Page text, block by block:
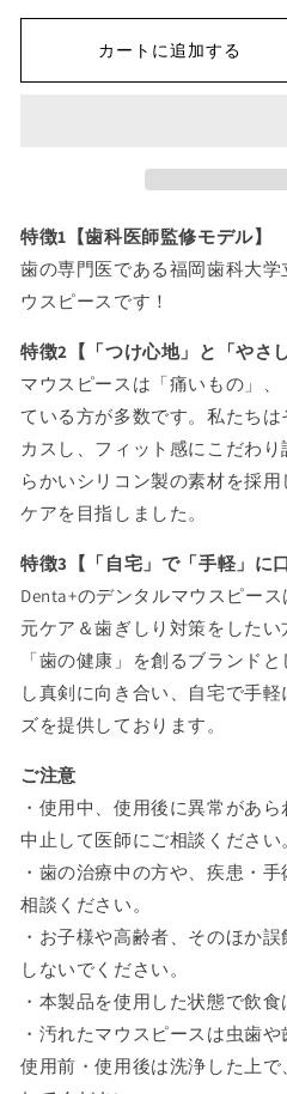
ン
ル
ー
ス
の
数
量
を
減
ら
す
ン
タ
ル
ス
ー
ス
の
数
量
を
増
や
す
カートに追加する
特徴1【歯科医師監修モデル】
歯の専門医である福岡歯科大
ウスピースです！
特徴2【「つけ心地」と「やさ
マウスピースは「痛いもの」
ている方が多数です。私たち
カスし、フィット感にこだわ
らかいシリコン製の素材を採
ケアを目指しました。
特徴3【「自宅」で「手軽」に
Denta+のデンタルマウスピー
元ケア＆歯ぎしり対策をしたい
「歯の健康」を創るブランド
し真剣に向き合い、自宅で手
ズを提供しております。
ご注意
・使用中、使用後に異常があ
中止して医師にご相談ください
・歯の治療中の方や、疾患・
相談ください。
・お子様や高齢者、そのほか
しないでください。
・本製品を使用した状態で飲食
・汚れたマウスピースは虫歯
使用前・使用後は洗浄した上